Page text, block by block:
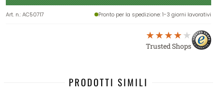
Art. n.:AC50717 Pronto per la spedizione: 1-3 giorni lavorativi
Trusted Shops
PRODOTTI SIMILI